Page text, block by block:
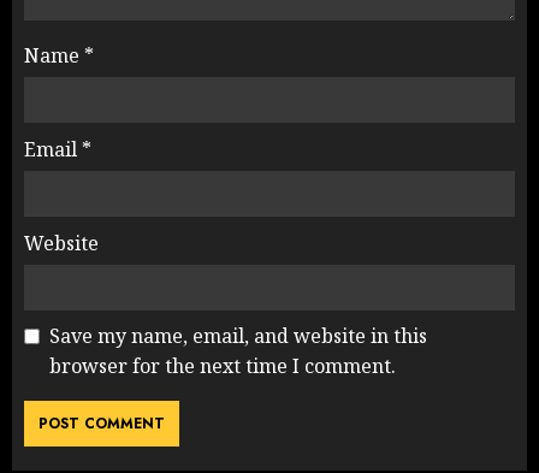
Name *
Email *
Website
Save my name, email, and website in this
browser for the next time I comment.